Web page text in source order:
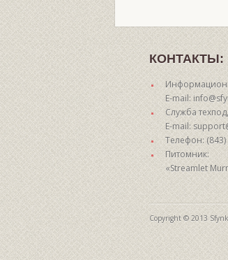
КОНТАКТЫ:
E-mail:
Служба
E-mail:
Телефон: (843)
Питомник:
«Streamlet
Copyright © 2013